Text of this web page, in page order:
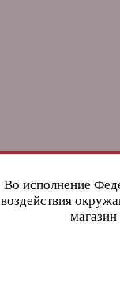
Во исполнение
воздействия